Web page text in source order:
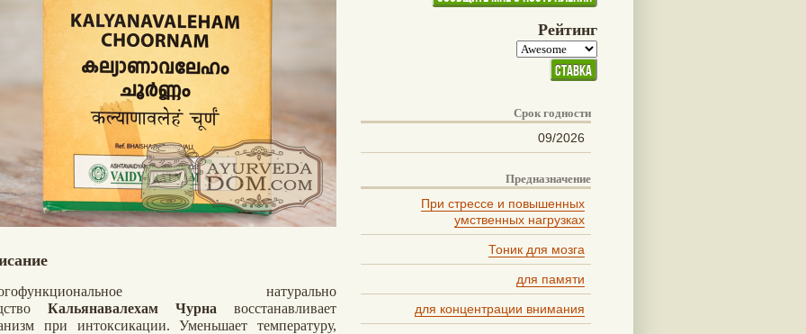
натурально
Кальянавалехам Чурна восстанавливает
при интоксикации. Уменьшает температуру,
Рейтинг
Срок годности
09/2026
Предназначение
При стрессе и повышенных
умственных нагрузках
Тоник для мозга
для памяти
для концентрации внимания